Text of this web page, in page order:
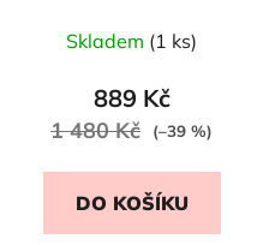
Skladem (1 ks)
889 Kč
1 480 Kč (–39 %)
DO KOŠÍKU